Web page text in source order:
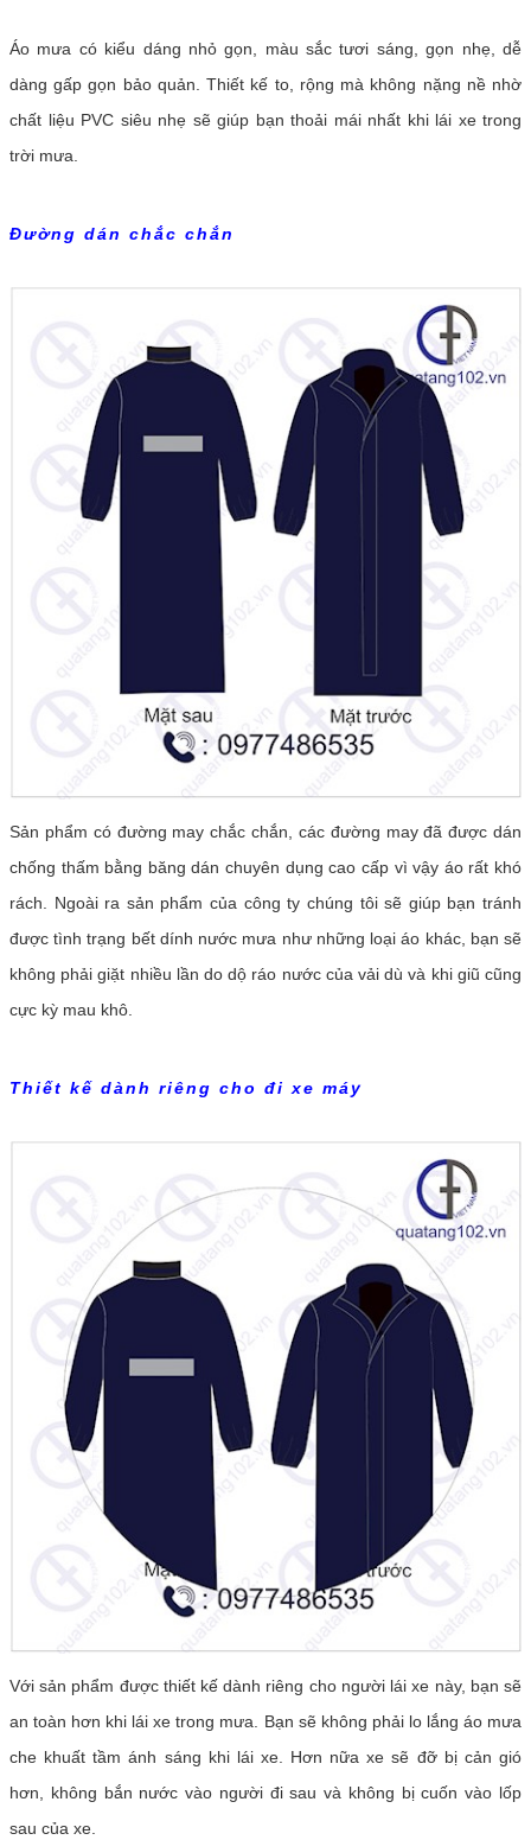
Áo mưa có kiểu dáng nhỏ gọn, màu sắc tươi sáng, gọn nhẹ, dễ
dàng gấp gọn bảo quản. Thiết kế to, rộng mà không nặng nề nhờ
chất liệu PVC siêu nhẹ sẽ giúp bạn thoải mái nhất khi lái xe trong
trời mưa.
Đường dán chắc chắn
Sản phẩm có đường may chắc chắn, các đường may đã được dán
chống thấm bằng băng dán chuyên dụng cao cấp vì vậy áo rất khó
rách. Ngoài ra sản phẩm của công ty chúng tôi sẽ giúp bạn tránh
được tình trạng bết dính nước mưa như những loại áo khác, bạn sẽ
không phải giặt nhiều lần do dộ ráo nước của vải dù và khi giũ cũng
cực kỳ mau khô.
Thiết kế dành riêng cho đi xe máy
Với sản phẩm được thiết kế dành riêng cho người lái xe này, bạn sẽ
an toàn hơn khi lái xe trong mưa. Bạn sẽ không phải lo lắng áo mưa
che khuất tầm ánh sáng khi lái xe. Hơn nữa xe sẽ đỡ bị cản gió
hơn, không bắn nước vào người đi sau và không bị cuốn vào lốp
sau của xe.